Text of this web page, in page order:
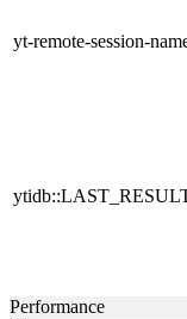
yt-remote-session-
Performance